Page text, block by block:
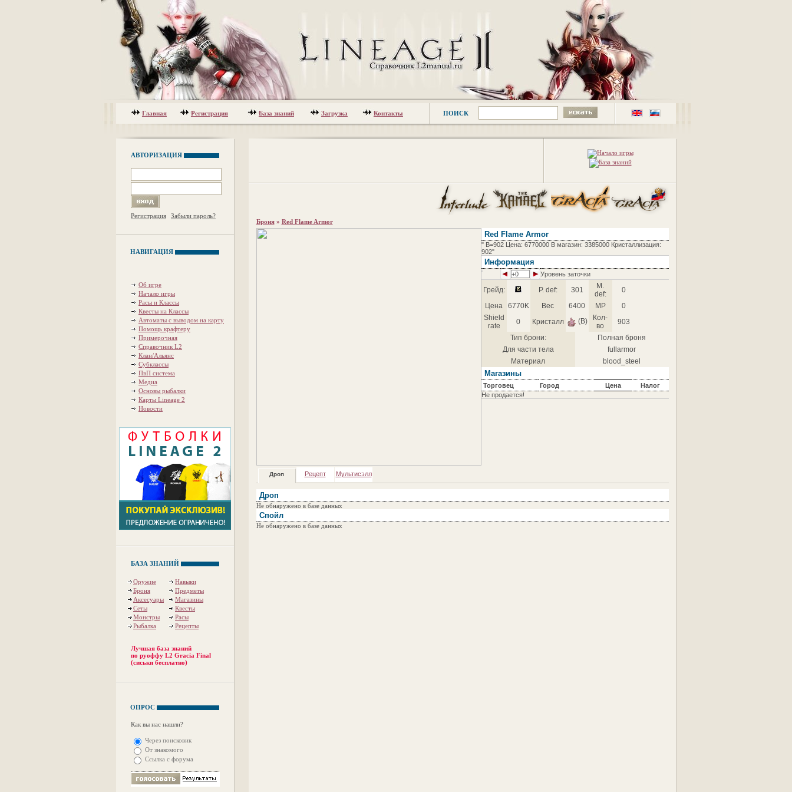
Главная Регистрация База знаний Загрузка Контакты ПОИСК
АВТОРИЗАЦИЯ
Регистрация Забыли пароль?
НАВИГАЦИЯ
Об игре
Начало игры
Расы и Классы
Квесты на Классы
Автоматы с выводом на карту
Помощь крафтеру
Примерочная
Справочник L2
Клан/Альянс
Субклассы
ПвП система
Медиа
Основы рыбалки
Карты Lineage 2
Новости
БАЗА ЗНАНИЙ
Оружие
Навыки
Броня
Предметы
Аксесуары
Магазины
Сеты
Квесты
Монстры
Расы
Рыбалка
Рецепты
Лучшая база знаний
по руоффу L2 Gracia Final
(сиськи бесплатно)
ОПРОС
Как вы нас нашли?
Через поисковик
От знакомого
Ссылка с форума
Броня» Red Flame Armor
Red Flame Armor
" B=902 Цена: 6770000 В магазин: 3385000 Кристаллизация:
902"
Информация
+0 Уровень заточки
Грейд: P. def: 301
M.
def:
0
Цена
6770K Вес 6400 MP
0
Shield
rate
0 Кристалл (B)
Кол-
во
903
Тип брони:
Полная броня
Для части тела
fullarmor
Материал
blood_steel
Магазины
Торговец Город Цена
Налог
Не продается!
Дроп Рецепт Мультисэлл
Дроп
Не обнаружено в базе данных
Спойл
Не обнаружено в базе данных